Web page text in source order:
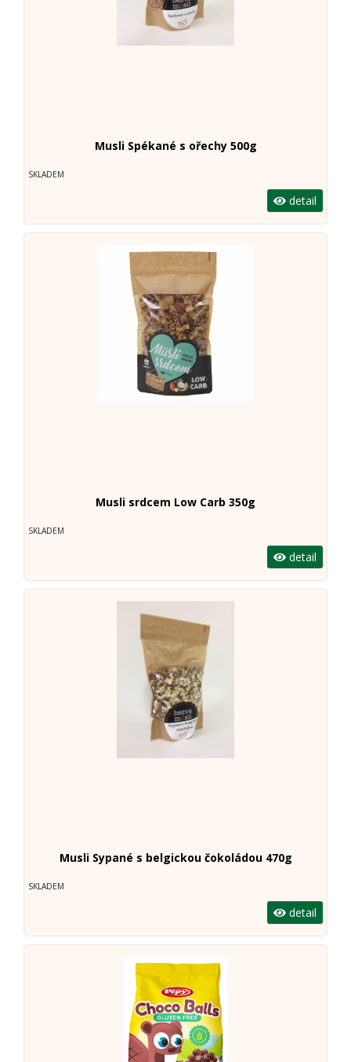
Musli Spékané s ořechy 500g
SKLADEM
detail
Musli srdcem Low Carb 350g
SKLADEM
detail
Musli Sypané s belgickou čokoládou 470g
SKLADEM
detail